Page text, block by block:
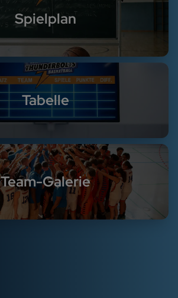
Spielplan
Tabelle
Team-Galerie